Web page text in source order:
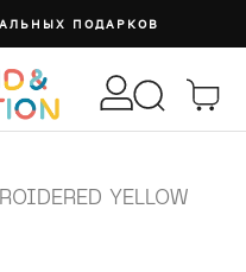
ПОДАРКОВ
YELLOW